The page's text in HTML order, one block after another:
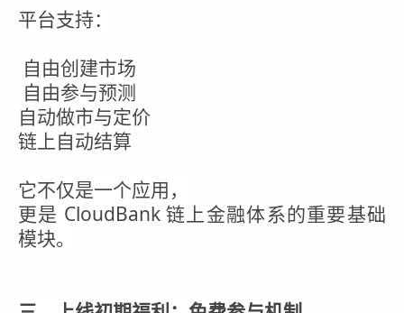
平台支持：
自由创建市场
自由参与预测
自动做市与定价
链上自动结算
它不仅是一个应用，
更是 CloudBank 链上金融体系的重要基础
模块。